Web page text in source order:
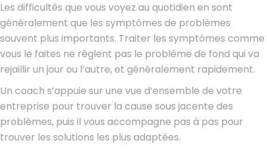
Les difficultés que vous voyez au quotidien en sont
généralement que les symptômes de problèmes
souvent plus importants. Traiter les symptômes comme
vous le faites ne règlent pas le problème de fond qui va
rejaillir un jour ou l’autre, et généralement rapidement.
Un coach s’appuie sur une vue d’ensemble de votre
entreprise pour trouver la cause sous jacente des
problèmes, puis il vous accompagne pas à pas pour
trouver les solutions les plus adaptées.